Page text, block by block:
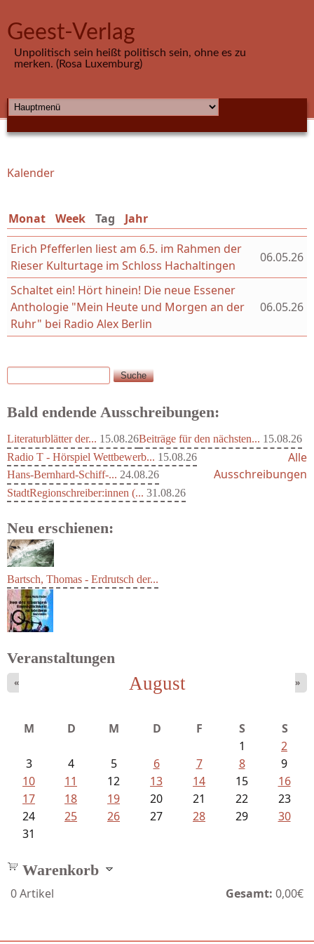
Geest-Verlag
Unpolitisch sein heißt politisch sein, ohne es zu
merken. (Rosa Luxemburg)
HAUPTMENÜ
Sie sind hier
Kalender
Monat Week Tag (aktiver Reiter)
Jahr
Erich Pfefferlen liest am 6.5. im Rahmen der
Rieser Kulturtage im Schloss Hachaltingen
06.05.26
Schaltet ein! Hört hinein! Die neue Essener
Anthologie "Mein Heute und Morgen an der
Ruhr" bei Radio Alex Berlin
06.05.26
Suchformular
Suche
Bald endende Ausschreibungen:
Literaturblätter der... 15.08.26Beiträge für den nächsten... 15.08.26
Radio T - Hörspiel Wettbewerb... 15.08.26
Hans-Bernhard-Schiff-... 24.08.26
StadtRegionschreiber:innen (... 31.08.26
Alle
Ausschreibungen
Neu erschienen:
Bartsch, Thomas - Erdrutsch der...
Fischer, Frank Maria - Von der...
Veranstaltungen
August
« »
M D M D F S
S
1
2
3
4 5 6 7 8
9
10
11 12 13 14 15
16
17
18 19 20 21 22
23
24
25 26 27 28 29
30
31
Warenkorb
0Artikel Gesamt: 0,00€